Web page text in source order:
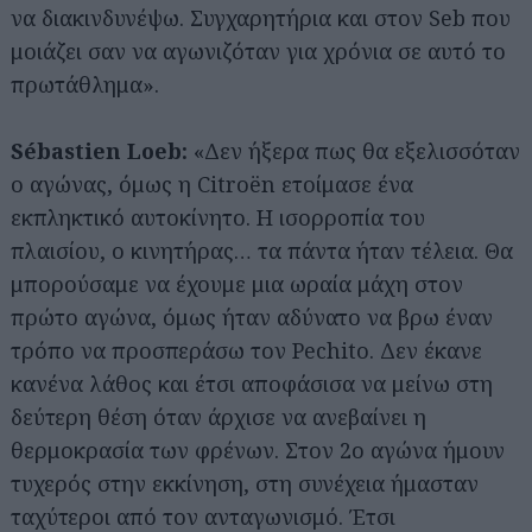
να διακινδυνέψω. Συγχαρητήρια και στον Seb που
μοιάζει σαν να αγωνιζόταν για χρόνια σε αυτό το
πρωτάθλημα».
Sébastien Loeb: «Δεν ήξερα πως θα εξελισσόταν
ο αγώνας, όμως η Citroën ετοίμασε ένα
εκπληκτικό αυτοκίνητο. Η ισορροπία του
πλαισίου, ο κινητήρας… τα πάντα ήταν τέλεια. Θα
μπορούσαμε να έχουμε μια ωραία μάχη στον
πρώτο αγώνα, όμως ήταν αδύνατο να βρω έναν
τρόπο να προσπεράσω τον Pechito. Δεν έκανε
κανένα λάθος και έτσι αποφάσισα να μείνω στη
δεύτερη θέση όταν άρχισε να ανεβαίνει η
θερμοκρασία των φρένων. Στον 2ο αγώνα ήμουν
τυχερός στην εκκίνηση, στη συνέχεια ήμασταν
ταχύτεροι από τον ανταγωνισμό. Έτσι